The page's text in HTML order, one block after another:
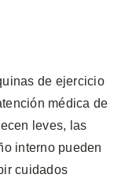
de ejercicio
médica de
leves, las
interno pueden
cuidados